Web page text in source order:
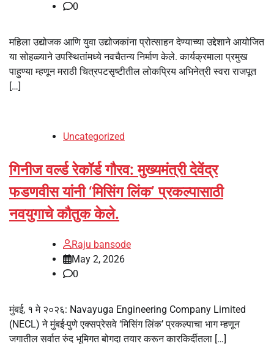
0
महिला उद्योजक आणि युवा उद्योजकांना प्रोत्साहन देण्याच्या उद्देशाने आयोजित
या सोहळ्याने उपस्थितांमध्ये नवचैतन्य निर्माण केले. कार्यक्रमाला प्रमुख
पाहुण्या म्हणून मराठी चित्रपटसृष्टीतील लोकप्रिय अभिनेत्री स्वरा राजपूत
[…]
Uncategorized
गिनीज वर्ल्ड रेकॉर्ड गौरव: मुख्यमंत्री देवेंद्र
फडणवीस यांनी ‘मिसिंग लिंक’ प्रकल्पासाठी
नवयुगाचे कौतुक केले.
Raju bansode
May 2, 2026
0
मुंबई, १ मे २०२६: Navayuga Engineering Company Limited
(NECL) ने मुंबई-पुणे एक्सप्रेसवे ‘मिसिंग लिंक’ प्रकल्पाचा भाग म्हणून
जगातील सर्वात रुंद भूमिगत बोगदा तयार करून कारकिर्दीतला […]